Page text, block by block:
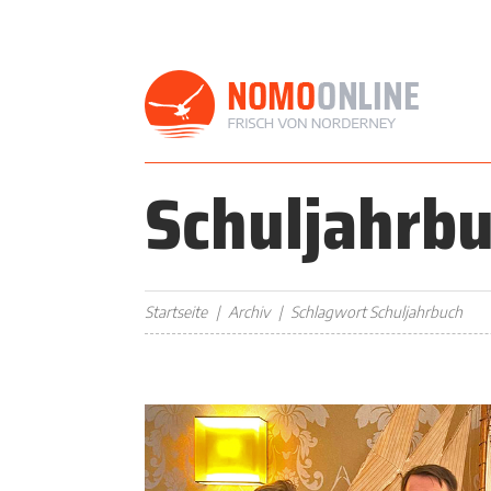
Startseite Archiv Schlagwort Schuljahrbuch